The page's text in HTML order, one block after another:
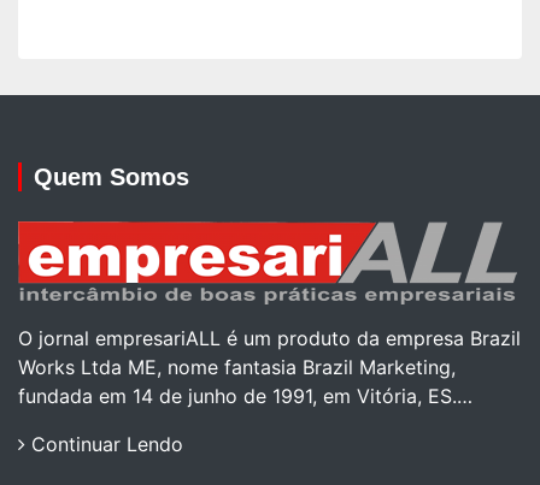
Quem Somos
O jornal empresariALL é um produto da empresa Brazil
Works Ltda ME, nome fantasia Brazil Marketing,
fundada em 14 de junho de 1991, em Vitória, ES.…
Continuar Lendo